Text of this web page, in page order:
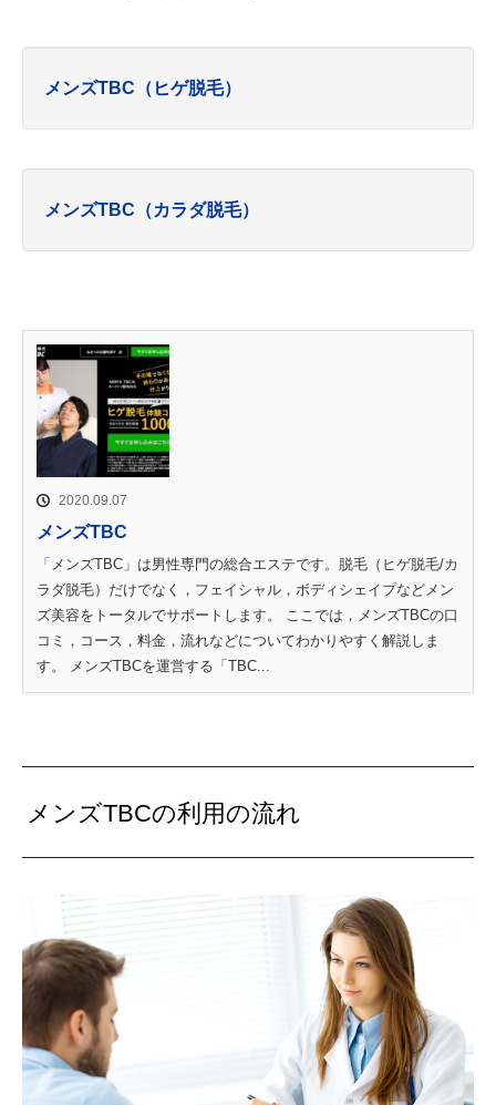
メンズTBC（ヒゲ脱毛）
メンズTBC（カラダ脱毛）
2020.09.07
メンズTBC
「メンズTBC」は男性専門の総合エステです。脱毛（ヒゲ脱毛/カ
ラダ脱毛）だけでなく，フェイシャル，ボディシェイプなどメン
ズ美容をトータルでサポートします。 ここでは，メンズTBCの口
コミ，コース，料金，流れなどについてわかりやすく解説しま
す。 メンズTBCを運営する「TBC...
メンズTBCの利用の流れ